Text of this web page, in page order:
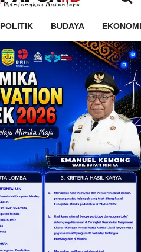
POLITIK BUDAYA EKONOMI